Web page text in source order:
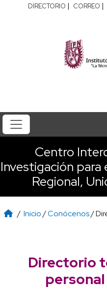
DIRECTORIO | CORREO |
Centro
Investigación para
Regional,
/ Inicio/Conócenos/
Directorio